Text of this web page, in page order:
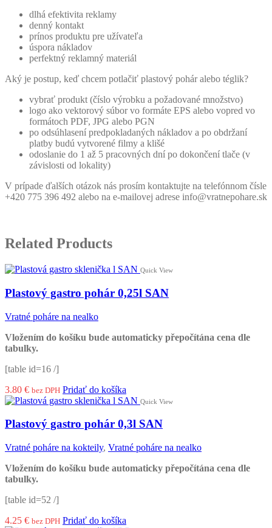
dlhá efektivita reklamy
denný kontakt
prínos produktu pre užívateľa
úspora nákladov
perfektný reklamný materiál
Aký je postup, keď chcem potlačiť plastový pohár alebo téglik?
vybrať produkt (číslo výrobku a požadované množstvo)
logo ako vektorový súbor vo formáte EPS alebo vopred vo
formátoch PDF, JPG alebo PGN
po odsúhlasení predpokladaných nákladov a po obdržaní
platby budú vytvorené filmy a klišé
odoslanie do 1 až 5 pracovných dní po dokončení tlače (v
závislosti od lokality)
V prípade ďalších otázok nás prosím kontaktujte na telefónnom čísle
+420 775 396 492 alebo na e-mailovej adrese info@vratnepohare.sk
Related Products
Quick View
Plastový gastro pohár 0,25l SAN
Vratné poháre na nealko
Vložením do košíku bude automaticky přepočítána cena dle
tabulky.
[table id=16 /]
3.80 € bez DPH Pridať do košíka
Quick View
Plastový gastro pohár 0,3l SAN
Vratné poháre na kokteily, Vratné poháre na nealko
Vložením do košíku bude automaticky přepočítána cena dle
tabulky.
[table id=52 /]
4.25 € bez DPH Pridať do košíka